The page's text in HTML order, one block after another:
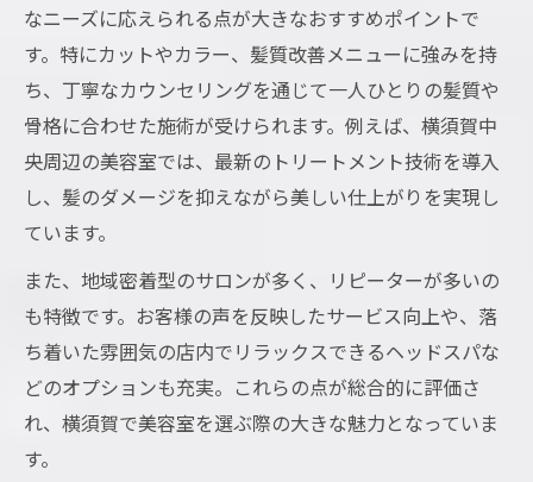
なニーズに応えられる点が大きなおすすめポイントで
す。特にカットやカラー、髪質改善メニューに強みを持
ち、丁寧なカウンセリングを通じて一人ひとりの髪質や
骨格に合わせた施術が受けられます。例えば、横須賀中
央周辺の美容室では、最新のトリートメント技術を導入
し、髪のダメージを抑えながら美しい仕上がりを実現し
ています。
また、地域密着型のサロンが多く、リピーターが多いの
も特徴です。お客様の声を反映したサービス向上や、落
ち着いた雰囲気の店内でリラックスできるヘッドスパな
どのオプションも充実。これらの点が総合的に評価さ
れ、横須賀で美容室を選ぶ際の大きな魅力となっていま
す。